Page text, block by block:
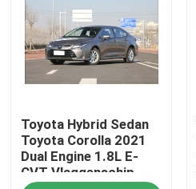
Thuis
Over ons
Toyota Hybrid Sedan
Toyota Corolla 2021
Dual Engine 1.8L E-
CVT Vlaggenschip